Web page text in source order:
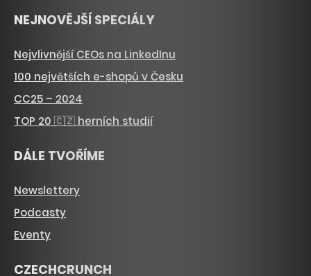
NEJNOVĚJŠÍ SPECIÁLY
Nejvlivnější CEOs na LinkedInu
100 největších e-shopů v Česku
CC25 – 2024
TOP 20 🇨🇿 herních studií
DÁLE TVOŘÍME
Newslettery
Podcasty
Eventy
CZECHCRUNCH